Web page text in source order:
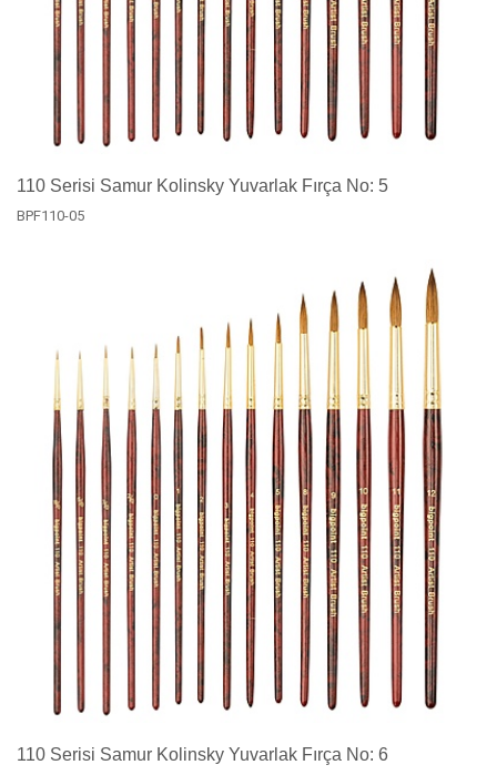
110 Serisi Samur Kolinsky Yuvarlak Fırça No: 5
BPF110-05
110 Serisi Samur Kolinsky Yuvarlak Fırça No: 6